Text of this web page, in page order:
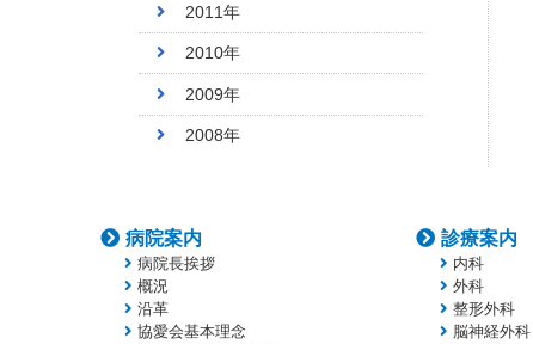
2011年
2010年
2009年
2008年
病院案内
病院長挨拶
概況
沿革
協愛会基本理念
診療案内
内科
外科
整形外科
脳神経外科